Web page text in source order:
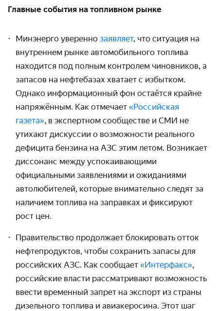
Главные события на топливном рынке
Минэнерго уверенно заявляет, что ситуация на
внутреннем рынке автомобильного топлива
находится под полным контролем чиновников, а
запасов на нефтебазах хватает с избытком.
Однако информационный фон остаётся крайне
напряжённым. Как отмечает «Российская
газета», в экспертном сообществе и СМИ не
утихают дискуссии о возможности реального
дефицита бензина на АЗС этим летом. Возникает
диссонанс между успокаивающими
официальными заявлениями и ожиданиями
автолюбителей, которые внимательно следят за
наличием топлива на заправках и фиксируют
рост цен.
Правительство продолжает блокировать отток
нефтепродуктов, чтобы сохранить запасы для
российских АЗС. Как сообщает «Интерфакс»,
российские власти рассматривают возможность
ввести временный запрет на экспорт из страны
дизельного топлива и авиакеросина. Этот шаг